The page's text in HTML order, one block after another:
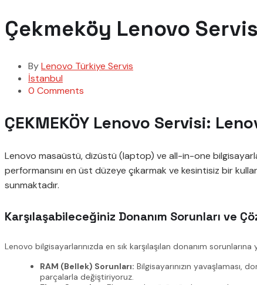
Çekmeköy Lenovo
ByLenovo Türkiye Servis
İstanbul
0 Comments
ÇEKMEKÖY Lenovo Servisi:
Lenovo masaüstü, dizüstü (laptop) ve all-in-one
performansını en üst düzeye çıkarmak ve kesintisiz bir
sunmaktadır.
Karşılaşabileceğiniz Donanım Sorunları ve
Lenovo bilgisayarlarınızda en sık karşılaşılan donanım
RAM (Bellek) Sorunları: Bilgisayarınızın yavaşlaması,
parçalarla değiştiriyoruz.